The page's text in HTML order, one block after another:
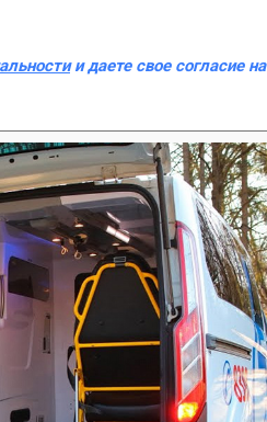
и даете свое согласие на